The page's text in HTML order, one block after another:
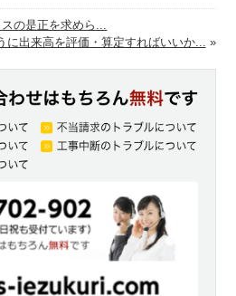
の是正を求めら...
に出来高を評価・算定すればいいか... »